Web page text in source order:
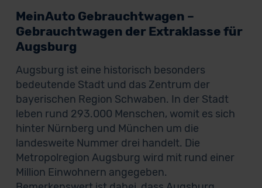
MeinAuto Gebrauchtwagen –
Gebrauchtwagen der Extraklasse für
Augsburg
Augsburg ist eine historisch besonders
bedeutende Stadt und das Zentrum der
bayerischen Region Schwaben. In der Stadt
leben rund 293.000 Menschen, womit es sich
hinter Nürnberg und München um die
landesweite Nummer drei handelt. Die
Metropolregion Augsburg wird mit rund einer
Million Einwohnern angegeben.